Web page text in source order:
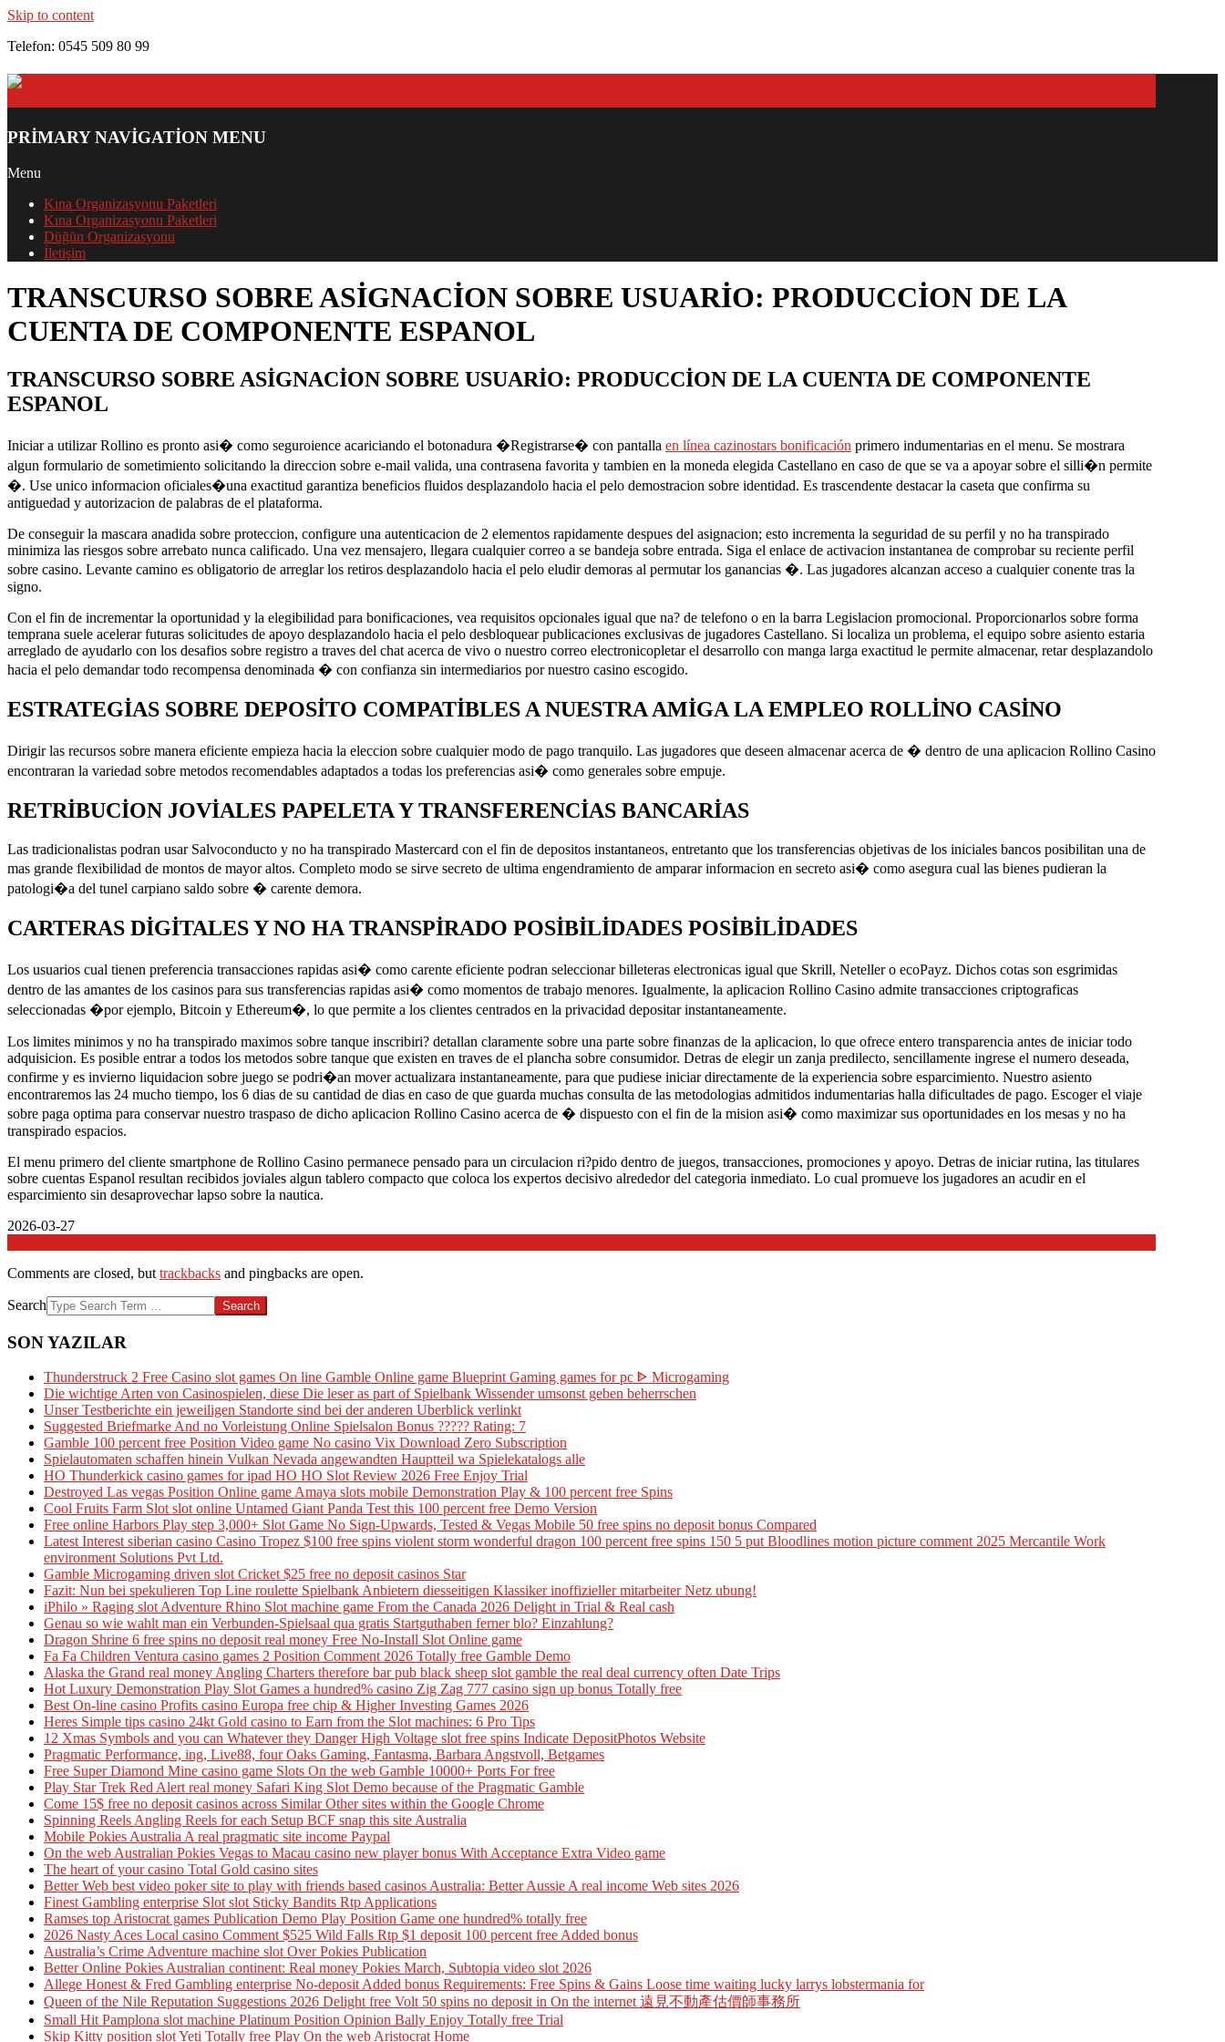
Skip to content
Telefon: 0545 509 80 99
PRIMARY NAVIGATION MENU
Menu
Kına Organizasyonu Paketleri
Kına Organizasyonu Paketleri
Düğün Organizasyonu
İletişim
TRANSCURSO SOBRE ASIGNACION SOBRE USUARIO: PRODUCCION DE LA
CUENTA DE COMPONENTE ESPANOL
TRANSCURSO SOBRE ASIGNACION SOBRE USUARIO: PRODUCCION DE LA CUENTA DE COMPONENTE
ESPANOL
Iniciar a utilizar Rollino es pronto asi� como seguroience acariciando el botonadura �Registrarse� con pantalla en línea cazinostars bonificación primero indumentarias en el menu. Se mostrara
algun formulario de sometimiento solicitando la direccion sobre e-mail valida, una contrasena favorita y tambien en la moneda elegida Castellano en caso de que se va a apoyar sobre el silli�n permite
�. Use unico informacion oficiales�una exactitud garantiza beneficios fluidos desplazandolo hacia el pelo demostracion sobre identidad. Es trascendente destacar la caseta que confirma su
antiguedad y autorizacion de palabras de el plataforma.
De conseguir la mascara anadida sobre proteccion, configure una autenticacion de 2 elementos rapidamente despues del asignacion; esto incrementa la seguridad de su perfil y no ha transpirado
minimiza las riesgos sobre arrebato nunca calificado. Una vez mensajero, llegara cualquier correo a se bandeja sobre entrada. Siga el enlace de activacion instantanea de comprobar su reciente perfil
sobre casino. Levante camino es obligatorio de arreglar los retiros desplazandolo hacia el pelo eludir demoras al permutar los ganancias �. Las jugadores alcanzan acceso a cualquier conente tras la
signo.
Con el fin de incrementar la oportunidad y la elegibilidad para bonificaciones, vea requisitos opcionales igual que na? de telefono o en la barra Legislacion promocional. Proporcionarlos sobre forma
temprana suele acelerar futuras solicitudes de apoyo desplazandolo hacia el pelo desbloquear publicaciones exclusivas de jugadores Castellano. Si localiza un problema, el equipo sobre asiento estaria
arreglado de ayudarlo con los desafios sobre registro a traves del chat acerca de vivo o nuestro correo electronicopletar el desarrollo con manga larga exactitud le permite almacenar, retar desplazandolo
hacia el pelo demandar todo recompensa denominada � con confianza sin intermediarios por nuestro casino escogido.
ESTRATEGIAS SOBRE DEPOSITO COMPATIBLES A NUESTRA AMIGA LA EMPLEO ROLLINO CASINO
Dirigir las recursos sobre manera eficiente empieza hacia la eleccion sobre cualquier modo de pago tranquilo. Las jugadores que deseen almacenar acerca de � dentro de una aplicacion Rollino Casino
encontraran la variedad sobre metodos recomendables adaptados a todas los preferencias asi� como generales sobre empuje.
RETRIBUCION JOVIALES PAPELETA Y TRANSFERENCIAS BANCARIAS
Las tradicionalistas podran usar Salvoconducto y no ha transpirado Mastercard con el fin de depositos instantaneos, entretanto que los transferencias objetivas de los iniciales bancos posibilitan una de
mas grande flexibilidad de montos de mayor altos. Completo modo se sirve secreto de ultima engendramiento de amparar informacion en secreto asi� como asegura cual las bienes pudieran la
patologi�a del tunel carpiano saldo sobre � carente demora.
CARTERAS DIGITALES Y NO HA TRANSPIRADO POSIBILIDADES POSIBILIDADES
Los usuarios cual tienen preferencia transacciones rapidas asi� como carente eficiente podran seleccionar billeteras electronicas igual que Skrill, Neteller o ecoPayz. Dichos cotas son esgrimidas
dentro de las amantes de los casinos para sus transferencias rapidas asi� como momentos de trabajo menores. Igualmente, la aplicacion Rollino Casino admite transacciones criptograficas
seleccionadas �por ejemplo, Bitcoin y Ethereum�, lo que permite a los clientes centrados en la privacidad depositar instantaneamente.
Los limites minimos y no ha transpirado maximos sobre tanque inscribiri? detallan claramente sobre una parte sobre finanzas de la aplicacion, lo que ofrece entero transparencia antes de iniciar todo
adquisicion. Es posible entrar a todos los metodos sobre tanque que existen en traves de el plancha sobre consumidor. Detras de elegir un zanja predilecto, sencillamente ingrese el numero deseada,
confirme y es invierno liquidacion sobre juego se podri�an mover actualizara instantaneamente, para que pudiese iniciar directamente de la experiencia sobre esparcimiento. Nuestro asiento
encontraremos las 24 mucho tiempo, los 6 dias de su cantidad de dias en caso de que guarda muchas consulta de las metodologias admitidos indumentarias halla dificultades de pago. Escoger el viaje
sobre paga optima para conservar nuestro traspaso de dicho aplicacion Rollino Casino acerca de � dispuesto con el fin de la mision asi� como maximizar sus oportunidades en los mesas y no ha
transpirado espacios.
El menu primero del cliente smartphone de Rollino Casino permanece pensado para un circulacion ri?pido dentro de juegos, transacciones, promociones y apoyo. Detras de iniciar rutina, las titulares
sobre cuentas Espanol resultan recibidos joviales algun tablero compacto que coloca los expertos decisivo alrededor del categoria inmediato. Lo cual promueve los jugadores an acudir en el
esparcimiento sin desaprovechar lapso sobre la nautica.
2026-03-27
Comments are closed, but trackbacks and pingbacks are open.
Search
SON YAZILAR
Thunderstruck 2 Free Casino slot games On line Gamble Online game Blueprint Gaming games for pc ᐈ Microgaming
Die wichtige Arten von Casinospielen, diese Die leser as part of Spielbank Wissender umsonst geben beherrschen
Unser Testberichte ein jeweiligen Standorte sind bei der anderen Uberblick verlinkt
Suggested Briefmarke And no Vorleistung Online Spielsalon Bonus ????? Rating: 7
Gamble 100 percent free Position Video game No casino Vix Download Zero Subscription
Spielautomaten schaffen hinein Vulkan Nevada angewandten Hauptteil wa Spielekatalogs alle
HO Thunderkick casino games for ipad HO HO Slot Review 2026 Free Enjoy Trial
Destroyed Las vegas Position Online game Amaya slots mobile Demonstration Play & 100 percent free Spins
Cool Fruits Farm Slot slot online Untamed Giant Panda Test this 100 percent free Demo Version
Free online Harbors Play step 3,000+ Slot Game No Sign-Upwards, Tested & Vegas Mobile 50 free spins no deposit bonus Compared
Latest Interest siberian casino Casino Tropez $100 free spins violent storm wonderful dragon 100 percent free spins 150 5 put Bloodlines motion picture comment 2025 Mercantile Work
environment Solutions Pvt Ltd.
Gamble Microgaming driven slot Cricket $25 free no deposit casinos Star
Fazit: Nun bei spekulieren Top Line roulette Spielbank Anbietern diesseitigen Klassiker inoffizieller mitarbeiter Netz ubung!
iPhilo » Raging slot Adventure Rhino Slot machine game From the Canada 2026 Delight in Trial & Real cash
Genau so wie wahlt man ein Verbunden-Spielsaal qua gratis Startguthaben ferner blo? Einzahlung?
Dragon Shrine 6 free spins no deposit real money Free No-Install Slot Online game
Fa Fa Children Ventura casino games 2 Position Comment 2026 Totally free Gamble Demo
Alaska the Grand real money Angling Charters therefore bar pub black sheep slot gamble the real deal currency often Date Trips
Hot Luxury Demonstration Play Slot Games a hundred% casino Zig Zag 777 casino sign up bonus Totally free
Best On-line casino Profits casino Europa free chip & Higher Investing Games 2026
Heres Simple tips casino 24kt Gold casino to Earn from the Slot machines: 6 Pro Tips
12 Xmas Symbols and you can Whatever they Danger High Voltage slot free spins Indicate DepositPhotos Website
Pragmatic Performance, ing, Live88, four Oaks Gaming, Fantasma, Barbara Angstvoll, Betgames
Free Super Diamond Mine casino game Slots On the web Gamble 10000+ Ports For free
Play Star Trek Red Alert real money Safari King Slot Demo because of the Pragmatic Gamble
Come 15$ free no deposit casinos across Similar Other sites within the Google Chrome
Spinning Reels Angling Reels for each Setup BCF snap this site Australia
Mobile Pokies Australia A real pragmatic site income Paypal
On the web Australian Pokies Vegas to Macau casino new player bonus With Acceptance Extra Video game
The heart of your casino Total Gold casino sites
Better Web best video poker site to play with friends based casinos Australia: Better Aussie A real income Web sites 2026
Finest Gambling enterprise Slot slot Sticky Bandits Rtp Applications
Ramses top Aristocrat games Publication Demo Play Position Game one hundred% totally free
2026 Nasty Aces Local casino Comment $525 Wild Falls Rtp $1 deposit 100 percent free Added bonus
Australia’s Crime Adventure machine slot Over Pokies Publication
Better Online Pokies Australian continent: Real money Pokies March, Subtopia video slot 2026
Allege Honest & Fred Gambling enterprise No-deposit Added bonus Requirements: Free Spins & Gains Loose time waiting lucky larrys lobstermania for
Queen of the Nile Reputation Suggestions 2026 Delight free Volt 50 spins no deposit in On the internet 遠見不動產估價師事務所
Small Hit Pamplona slot machine Platinum Position Opinion Bally Enjoy Totally free Trial
Skip Kitty position slot Yeti Totally free Play On the web Aristocrat Home